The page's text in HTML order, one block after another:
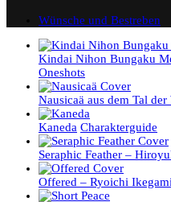
Wünsche und Bestreben
Kindai Nihon Bungaku
Oneshots
Nausicaä aus dem Tal
Kaneda Charakterguide
Seraphic Feather –
Offered – Ryoichi